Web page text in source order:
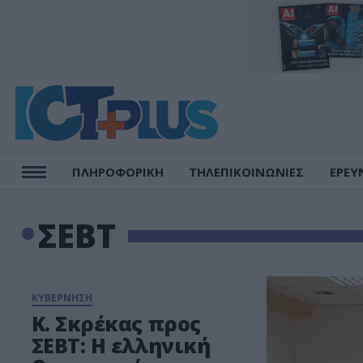
ΠΛΗΡΟΦΟΡΙΚΗ ΤΗΛΕΠΙΚΟΙΝΩΝΙΕΣ
ΣΕΒΤ
ΚΥΒΕΡΝΗΣΗ
Κ. Σκρέκας προς
ΣΕΒΤ: Η ελληνική